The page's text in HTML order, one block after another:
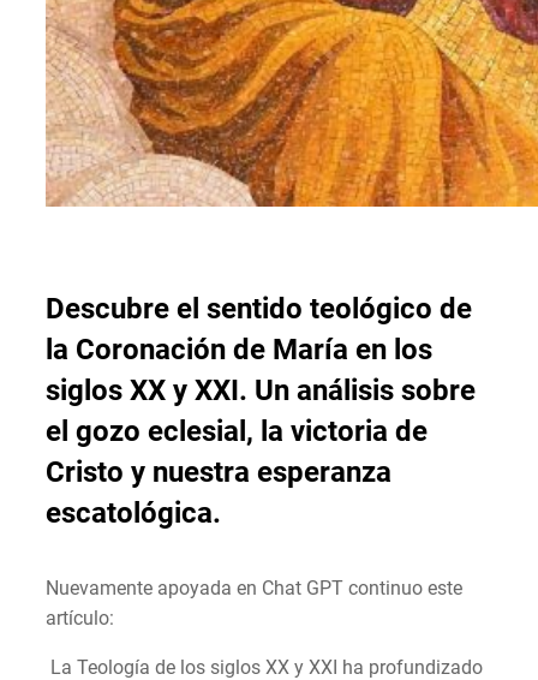
Descubre el sentido teológico de
la Coronación de María en los
siglos XX y XXI. Un análisis sobre
el gozo eclesial, la victoria de
Cristo y nuestra esperanza
escatológica.
Nuevamente apoyada en Chat GPT continuo este
artículo:
La Teología de los siglos XX y XXI ha profundizado